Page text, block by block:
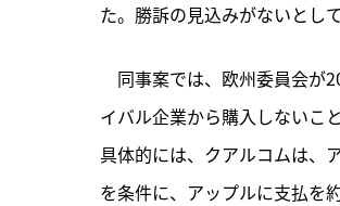
た。勝訴の見込みがないとし
同事案では、 欧州委員会が
イバル企業から購入しないこ
具体的には、クアルコムは、
を条件に、アップルに支払を